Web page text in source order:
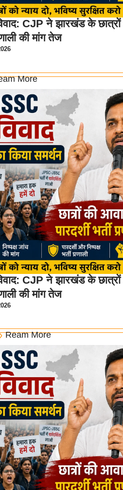
CJP ने झारखंड के छात्रों
की मांग तेज
More
CJP ने झारखंड के छात्रों
की मांग तेज
Ream More